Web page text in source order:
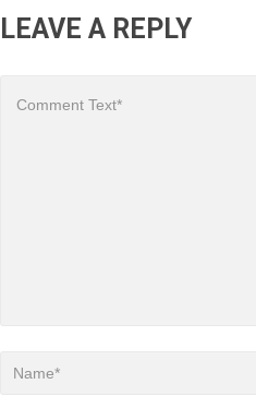
LEAVE A REPLY